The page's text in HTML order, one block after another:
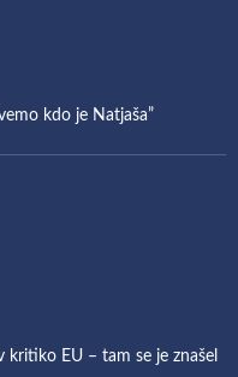
kdo je Natjaša”
kritiko EU – tam se je znašel